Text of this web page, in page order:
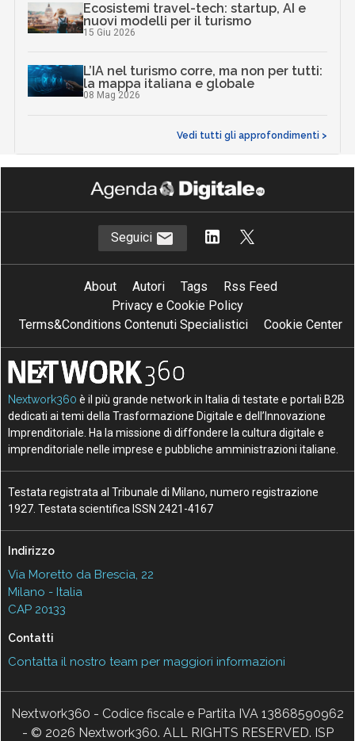
Ecosistemi travel-tech: startup, AI e
nuovi modelli per il turismo
15 Giu 2026
L’IA nel turismo corre, ma non per tutti:
la mappa italiana e globale
08 Mag 2026
Vedi tutti gli approfondimenti >
Seguici
About Autori Tags
Rss Feed
Privacy e Cookie Policy
Terms&Conditions Contenuti Specialistici
Cookie Center
Nextwork360 è il più grande network in Italia di testate e portali B2B
dedicati ai temi della Trasformazione Digitale e dell’Innovazione
Imprenditoriale. Ha la missione di diffondere la cultura digitale e
imprenditoriale nelle imprese e pubbliche amministrazioni italiane.
Testata registrata al Tribunale di Milano, numero registrazione
1927. Testata scientifica ISSN 2421-4167
Indirizzo
Via Moretto da Brescia, 22
Milano - Italia
CAP 20133
Contatti
Contatta il nostro team per maggiori informazioni
Nextwork360 - Codice fiscale e Partita IVA 13868590962
- © 2026 Nextwork360. ALL RIGHTS RESERVED. ISP